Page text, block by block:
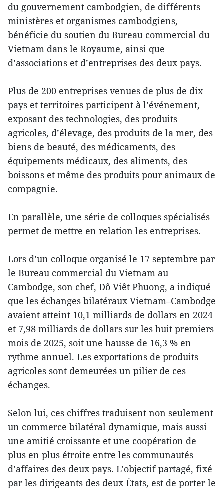
du gouvernement cambodgien, de différents
ministères et organismes cambodgiens,
bénéficie du soutien du Bureau commercial du
Vietnam dans le Royaume, ainsi que
d’associations et d’entreprises des deux pays.
Plus de 200 entreprises venues de plus de dix
pays et territoires participent à l’événement,
exposant des technologies, des produits
agricoles, d’élevage, des produits de la mer, des
biens de beauté, des médicaments, des
équipements médicaux, des aliments, des
boissons et même des produits pour animaux de
compagnie.
En parallèle, une série de colloques spécialisés
permet de mettre en relation les entreprises.
Lors d’un colloque organisé le 17 septembre par
le Bureau commercial du Vietnam au
Cambodge, son chef, Dô Viêt Phuong, a indiqué
que les échanges bilatéraux Vietnam–Cambodge
avaient atteint 10,1 milliards de dollars en 2024
et 7,98 milliards de dollars sur les huit premiers
mois de 2025, soit une hausse de 16,3 % en
rythme annuel. Les exportations de produits
agricoles sont demeurées un pilier de ces
échanges.
Selon lui, ces chiffres traduisent non seulement
un commerce bilatéral dynamique, mais aussi
une amitié croissante et une coopération de
plus en plus étroite entre les communautés
d’affaires des deux pays. L’objectif partagé, fixé
par les dirigeants des deux États, est de porter le